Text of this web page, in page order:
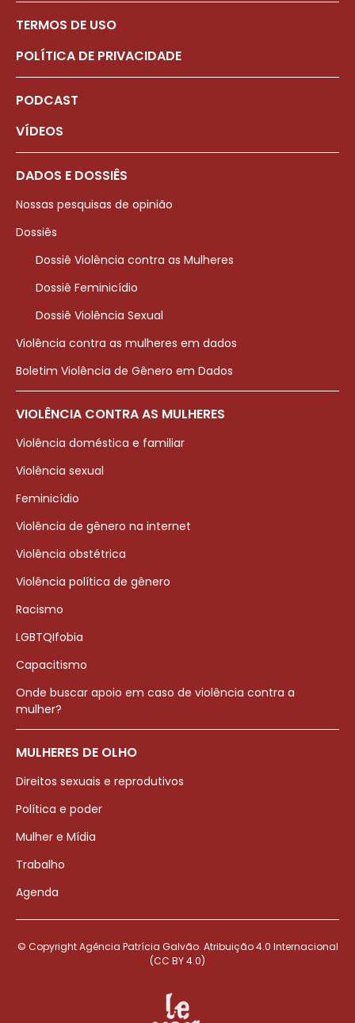
TERMOS DE USO
POLÍTICA DE PRIVACIDADE
PODCAST
VÍDEOS
DADOS E DOSSIÊS
Nossas pesquisas de opinião
Dossiês
Dossiê Violência contra as Mulheres
Dossiê Feminicídio
Dossiê Violência Sexual
Violência contra as mulheres em dados
Boletim Violência de Gênero em Dados
VIOLÊNCIA CONTRA AS MULHERES
Violência doméstica e familiar
Violência sexual
Feminicídio
Violência de gênero na internet
Violência obstétrica
Violência política de gênero
Racismo
LGBTQIfobia
Capacitismo
Onde buscar apoio em caso de violência contra a
mulher?
MULHERES DE OLHO
Direitos sexuais e reprodutivos
Política e poder
Mulher e Mídia
Trabalho
Agenda
© Copyright Agência Patrícia Galvão. Atribuição 4.0 Internacional
(CC BY 4.0)